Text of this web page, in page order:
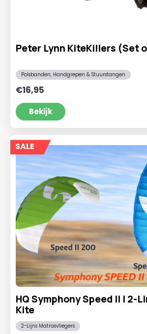
Peter Lynn KiteKillers (Set
Polsbanden, Handgrepen & Stuurstangen
€16,95
Bekijk
SALE
HQ Symphony Speed II | 2-
Kite
2-Lijns Matrasvliegers